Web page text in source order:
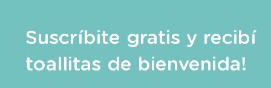
Suscríbite gratis y recibí
toallitas de bienvenida!